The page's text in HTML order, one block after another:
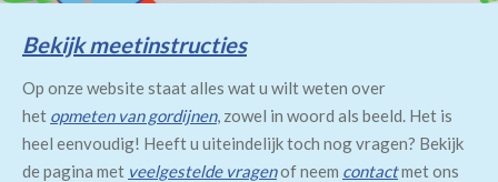
Bekijk meetinstructies
Op onze website staat alles wat u wilt weten over
het opmeten van gordijnen, zowel in woord als beeld. Het is
heel eenvoudig! Heeft u uiteindelijk toch nog vragen? Bekijk
de pagina met veelgestelde vragenof neem contactmet ons